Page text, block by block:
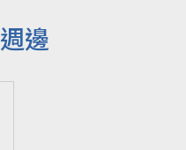
週邊